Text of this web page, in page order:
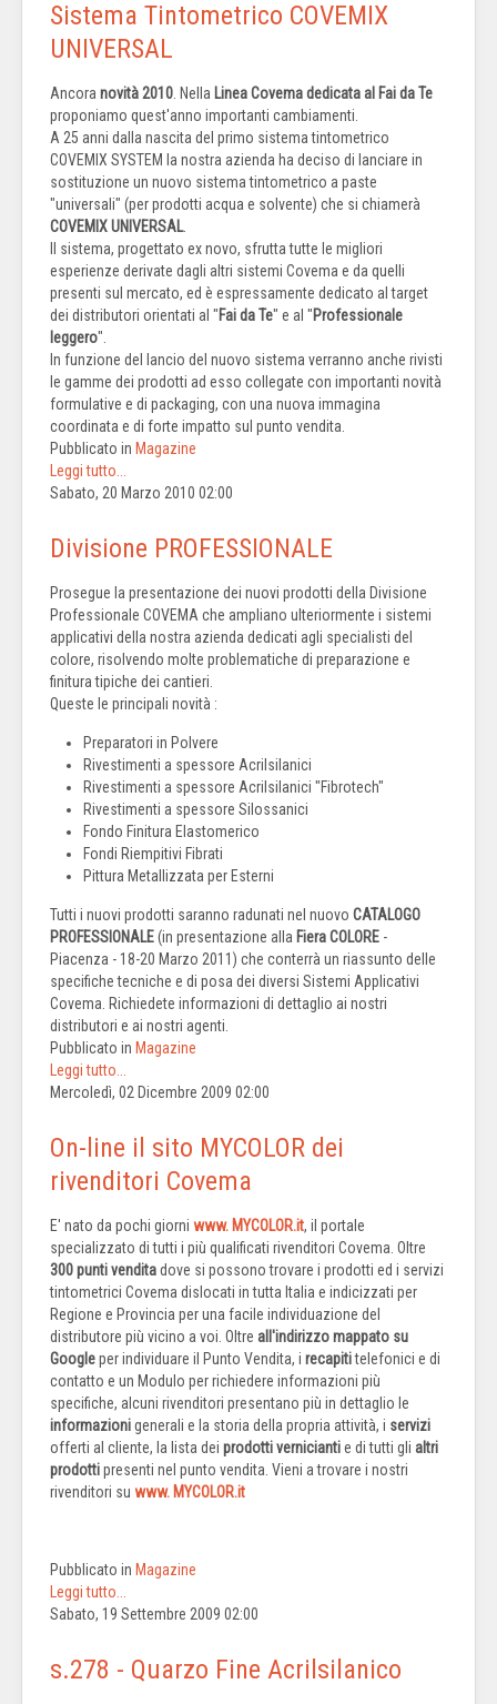
Sistema Tintometrico COVEMIX
UNIVERSAL
Ancora novità 2010 . Nella Linea Covema dedicata al Fai da Te
proponiamo quest'anno importanti cambiamenti.
A 25 anni dalla nascita del primo sistema tintometrico
COVEMIX SYSTEM la nostra azienda ha deciso di lanciare in
sostituzione un nuovo sistema tintometrico a paste
"universali" (per prodotti acqua e solvente) che si chiamerà
COVEMIX UNIVERSAL.
Il sistema, progettato ex novo, sfrutta tutte le migliori
esperienze derivate dagli altri sistemi Covema e da quelli
presenti sul mercato, ed è espressamente dedicato al target
dei distributori orientati al "Fai da Te" e al "Professionale
leggero".
In funzione del lancio del nuovo sistema verranno anche rivisti
le gamme dei prodotti ad esso collegate con importanti novità
formulative e di packaging, con una nuova immagina
coordinata e di forte impatto sul punto vendita.
Pubblicato in Magazine
Leggi tutto...
Sabato, 20 Marzo 2010 02:00
Divisione PROFESSIONALE
Prosegue la presentazione dei nuovi prodotti della Divisione
Professionale COVEMA che ampliano ulteriormente i sistemi
applicativi della nostra azienda dedicati agli specialisti del
colore, risolvendo molte problematiche di preparazione e
finitura tipiche dei cantieri.
Queste le principali novità :
Preparatori in Polvere
Rivestimenti a spessore Acrilsilanici
Rivestimenti a spessore Acrilsilanici "Fibrotech"
Rivestimenti a spessore Silossanici
Fondo Finitura Elastomerico
Fondi Riempitivi Fibrati
Pittura Metallizzata per Esterni
Tutti i nuovi prodotti saranno radunati nel nuovo CATALOGO
PROFESSIONALE(in presentazione alla Fiera COLORE -
Piacenza - 18-20 Marzo 2011) che conterrà un riassunto delle
specifiche tecniche e di posa dei diversi Sistemi Applicativi
Covema. Richiedete informazioni di dettaglio ai nostri
distributori e ai nostri agenti.
Pubblicato in Magazine
Leggi tutto...
Mercoledì, 02 Dicembre 2009 02:00
On-line il sito MYCOLOR dei
rivenditori Covema
E' nato da pochi giorni www. MYCOLOR.it, il portale
specializzato di tutti i più qualificati rivenditori Covema. Oltre
300 punti venditadove si possono trovare i prodotti ed i servizi
tintometrici Covema dislocati in tutta Italia e indicizzati per
Regione e Provincia per una facile individuazione del
distributore più vicino a voi. Oltre all'indirizzo mappato su
Googleper individuare il Punto Vendita, i recapititelefonici e di
contatto e un Modulo per richiedere informazioni più
specifiche, alcuni rivenditori presentano più in dettaglio le
informazionigenerali e la storia della propria attività, i servizi
offerti al cliente, la lista dei prodotti verniciantie di tutti gli altri
prodottipresenti nel punto vendita. Vieni a trovare i nostri
rivenditori su www. MYCOLOR.it
Pubblicato in Magazine
Leggi tutto...
Sabato, 19 Settembre 2009 02:00
s.278 - Quarzo Fine Acrilsilanico